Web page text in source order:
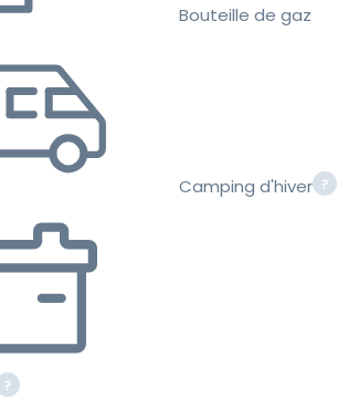
Bouteille de gaz
Camping d'hiver